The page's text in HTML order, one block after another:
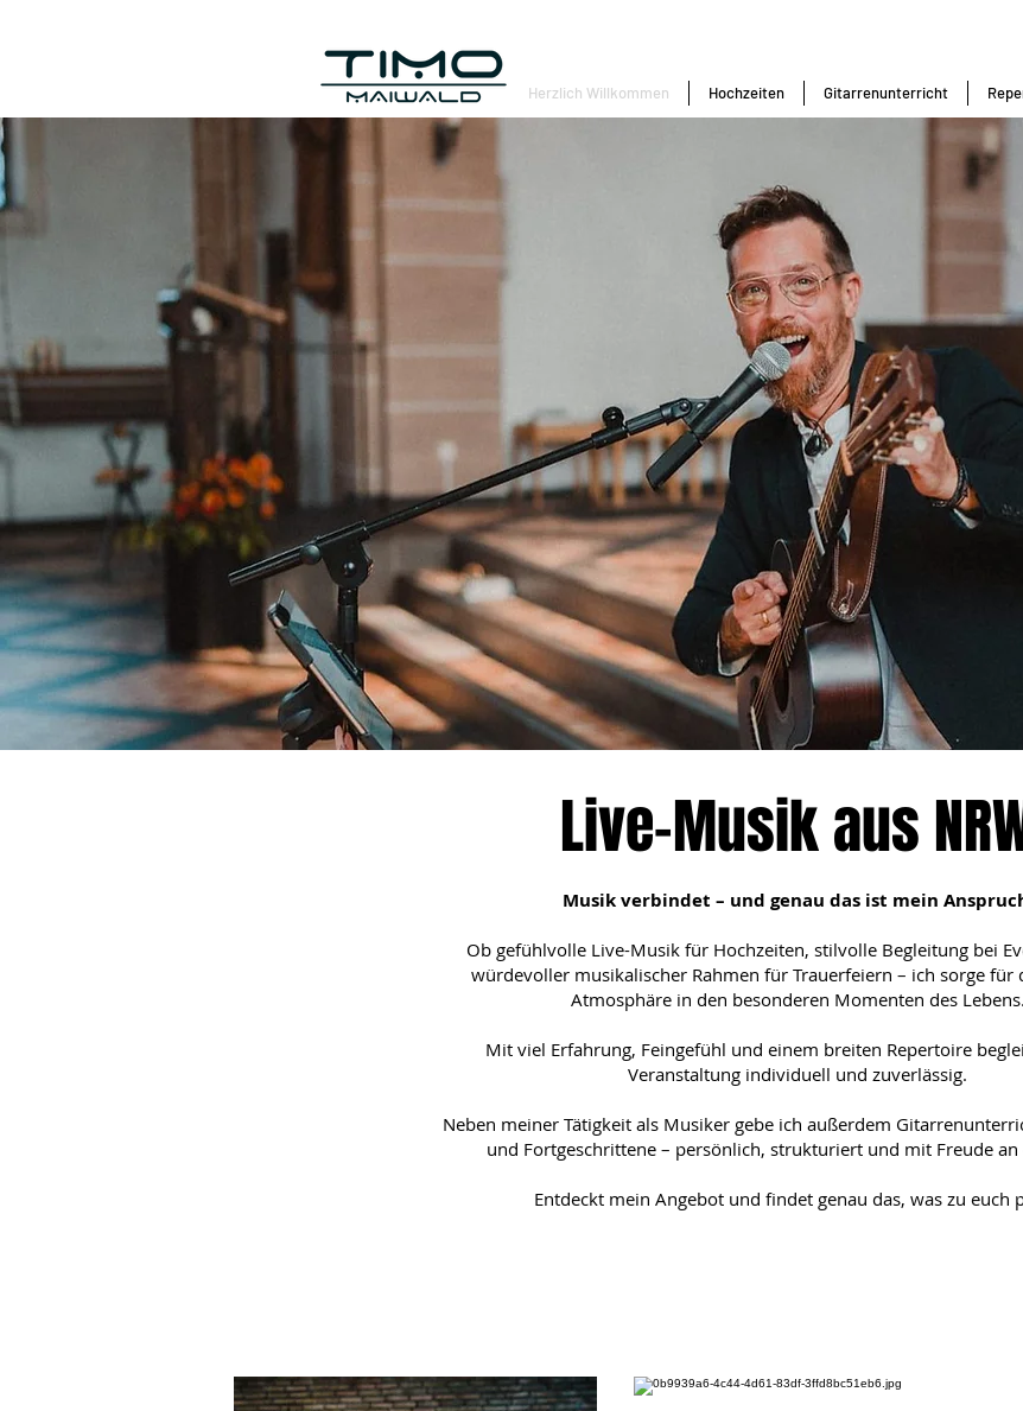
Herzlich Willkommen Hochzeiten Gitarrenunterricht
Live-Musik aus
Musik verbindet – und genau das ist mein
Ob gefühlvolle Live-Musik für Hochzeiten, stilvolle Begleitung bei
würdevoller musikalischer Rahmen für Trauerfeiern – ich sorge für
Atmosphäre in den besonderen Momenten des Lebens.
Mit viel Erfahrung, Feingefühl und einem breiten Repertoire
Veranstaltung individuell und zuverlässig.
Neben meiner Tätigkeit als Musiker gebe ich außerdem
und Fortgeschrittene – persönlich, strukturiert und mit Freude
Entdeckt mein Angebot und findet genau das, was zu euch